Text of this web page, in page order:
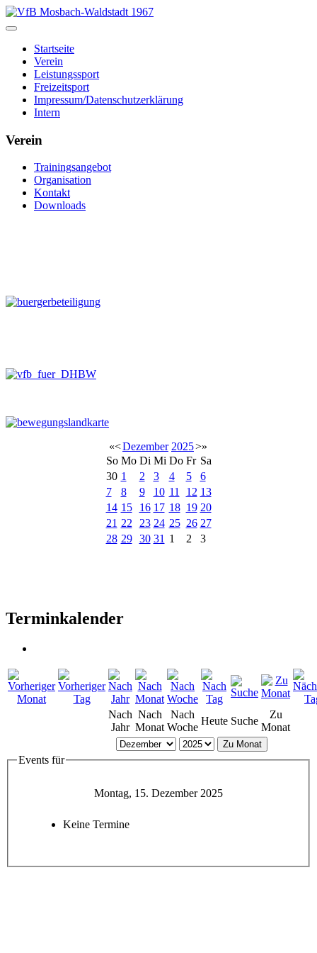
Startseite
Verein
Leistungssport
Freizeitsport
Impressum/Datenschutzerklärung
Intern
Verein
Trainingsangebot
Organisation
Kontakt
Downloads
«<Dezember 2025>»
So Mo Di Mi Do Fr Sa
30 1 2 3 4 5
6
7
8 9 10 11 12 13
14 15 16 17 18 19 20
21 22 23 24 25 26 27
28 29 30 31 1 2 3
Terminkalender
Nach
Jahr
Nach
Monat
Nach
Woche
Heute Suche
Zu
Monat
Zu Monat
Events für
Montag, 15. Dezember 2025
Keine Termine